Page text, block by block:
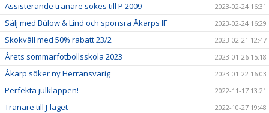
Assisterande tränare sökes till P 2009 2023-02-24 16:31
Sälj med Bülow & Lind och sponsra Åkarps IF 2023-02-24 16:29
Skokväll med 50% rabatt 23/2 2023-02-21 12:47
Årets sommarfotbollsskola 2023 2023-01-26 15:18
Åkarp söker ny Herransvarig 2023-01-22 16:03
Perfekta julklappen! 2022-11-17 13:21
Tränare till J-laget 2022-10-27 19:48